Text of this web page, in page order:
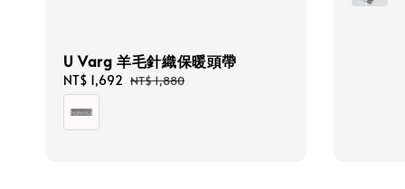
U Varg 羊毛針織保暖頭帶
Sale
price
NT$ 1,692 Regular
NT$ 1,880